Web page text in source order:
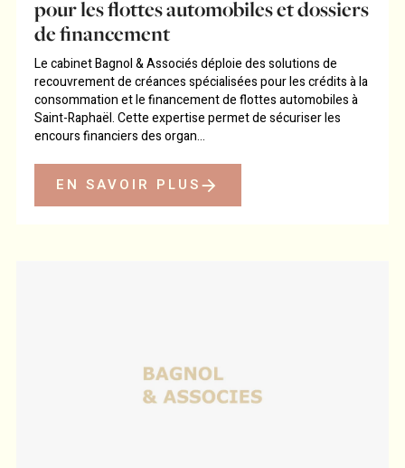
pour les flottes automobiles et dossiers
de financement
Le cabinet Bagnol & Associés déploie des solutions de
recouvrement de créances spécialisées pour les crédits à la
consommation et le financement de flottes automobiles à
Saint-Raphaël. Cette expertise permet de sécuriser les
encours financiers des organ...
EN SAVOIR PLUS